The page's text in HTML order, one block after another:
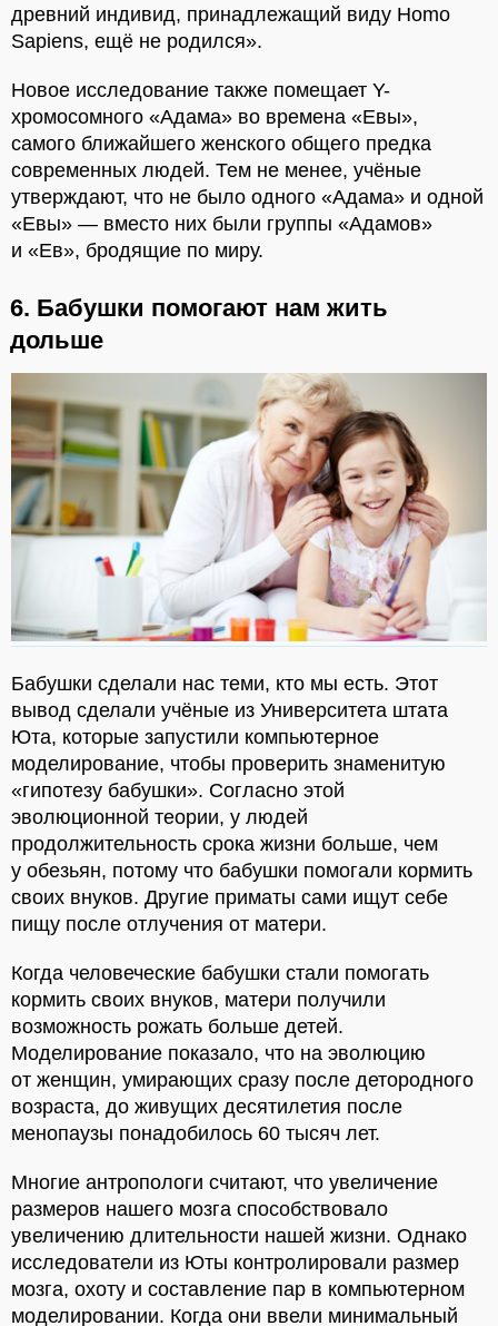
древний индивид, принадлежащий виду Homo
Sapiens, ещё не родился».
Новое исследование также помещает Y-
хромосомного «Адама» во времена «Евы»,
самого ближайшего женского общего предка
современных людей. Тем не менее, учёные
утверждают, что не было одного «Адама» и одной
«Евы» — вместо них были группы «Адамов»
и «Ев», бродящие по миру.
6. Бабушки помогают нам жить
дольше
Бабушки сделали нас теми, кто мы есть. Этот
вывод сделали учёные из Университета штата
Юта, которые запустили компьютерное
моделирование, чтобы проверить знаменитую
«гипотезу бабушки». Согласно этой
эволюционной теории, у людей
продолжительность срока жизни больше, чем
у обезьян, потому что бабушки помогали кормить
своих внуков. Другие приматы сами ищут себе
пищу после отлучения от матери.
Когда человеческие бабушки стали помогать
кормить своих внуков, матери получили
возможность рожать больше детей.
Моделирование показало, что на эволюцию
от женщин, умирающих сразу после детородного
возраста, до живущих десятилетия после
менопаузы понадобилось 60 тысяч лет.
Многие антропологи считают, что увеличение
размеров нашего мозга способствовало
увеличению длительности нашей жизни. Однако
исследователи из Юты контролировали размер
мозга, охоту и составление пар в компьютерном
моделировании. Когда они ввели минимальный